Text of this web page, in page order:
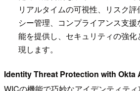
リアルタイムの可視性、リスク評
シー管理、コンプライアンス支
能を提供し、セキュリティの強
現します。
Identity Threat Protection with Okta